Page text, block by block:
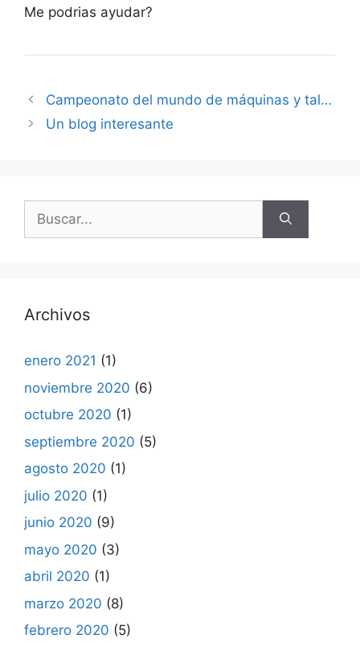
Me podrias ayudar?
Campeonato del mundo de máquinas y tal…
Un blog interesante
Buscar:
Archivos
enero 2021 (1)
noviembre 2020 (6)
octubre 2020 (1)
septiembre 2020 (5)
agosto 2020 (1)
julio 2020 (1)
junio 2020 (9)
mayo 2020 (3)
abril 2020 (1)
marzo 2020 (8)
febrero 2020 (5)